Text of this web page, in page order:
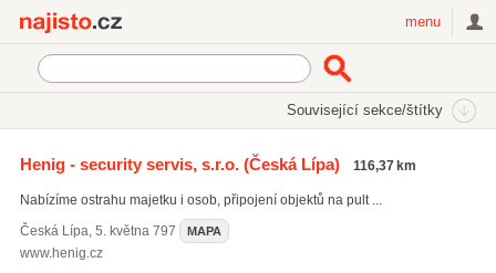
menu
Související sekce/štítky
zabezpečovací systémy
ochrana majetku(1126)
bezpečnostní kamery(1337)
Henig - security servis, s.r.o.(Česká Lípa) 116,37 km
Nabízíme ostrahu majetku i osob, připojení objektů na pult ...
Česká Lípa, 5. května 797 MAPA
www.henig.cz